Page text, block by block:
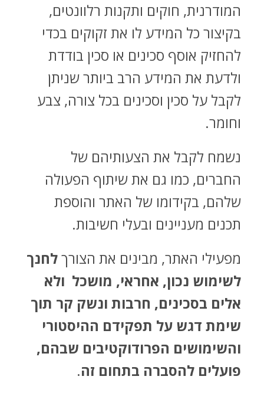
המודרנית, חוקים ותקנות רלוונטים,
בקיצור כל המידע לו את זקוקים בכדי
להחזיק אוסף סכינים או סכין בודדת
ולדעת את המידע הרב ביותר שניתן
לקבל על סכין וסכינים בכל צורה, צבע
וחומר.
נשמח לקבל את הצעותיהם של
החברים, כמו גם את שיתוף הפעולה
שלהם, בקידומו של האתר והוספת
תכנים מעניינים ובעלי חשיבות.
מפעילי האתר, מבינים את הצורךלחנך
לשימוש נכון, אחראי, מושכל ולא
אלים בסכינים, חרבות ונשק קר תוך
שימת דגש על תפקידם ההיסטורי
והשימושים הפרודוקטיבים שבהם,
פועלים להסברה בתחום זה.